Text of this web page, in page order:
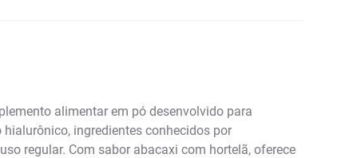
alimentar em pó desenvolvido para
ingredientes conhecidos por
regular. Com sabor abacaxi com hortelã, oferece